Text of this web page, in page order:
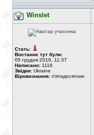
Winslet
Стать:
Востаннє тут були:
05 грудня 2019, 11:37
Написано: 1116
Звідки: Ukraine
Віровизнання: п'ятидесятник